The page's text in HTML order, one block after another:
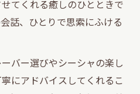
てくれる癒しのひとときで
話、ひとりで思索にふける
バー選びやシーシャの楽し
にアドバイスしてくれるこ